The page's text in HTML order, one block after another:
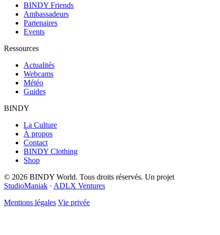
BINDY Friends
Ambassadeurs
Partenaires
Events
Ressources
Actualités
Webcams
Météo
Guides
BINDY
La Culture
À propos
Contact
BINDY Clothing
Shop
© 2026 BINDY World. Tous droits réservés. Un projet
StudioManiak · ADLX Ventures
Mentions légales Vie privée